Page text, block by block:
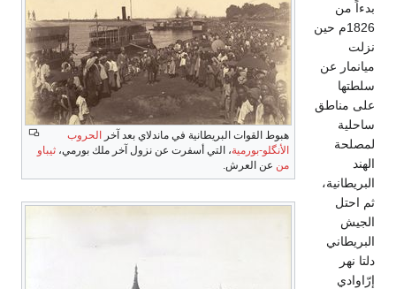
هبوط القوات البريطانية في ماندلاي بعد آخر
الحروب
الأنگلو-بورمية، التي أسفرت عن نزول آخر ملك بورمي، ثيباو
من عن العرش.
بدءاً من
1826م حين
نزلت
ميانمار عن
سلطتها
على مناطق
ساحلية
لمصلحة
الهند
البريطانية،
ثم احتل
الجيش
البريطاني
دلتا نهر
إرّاوادي